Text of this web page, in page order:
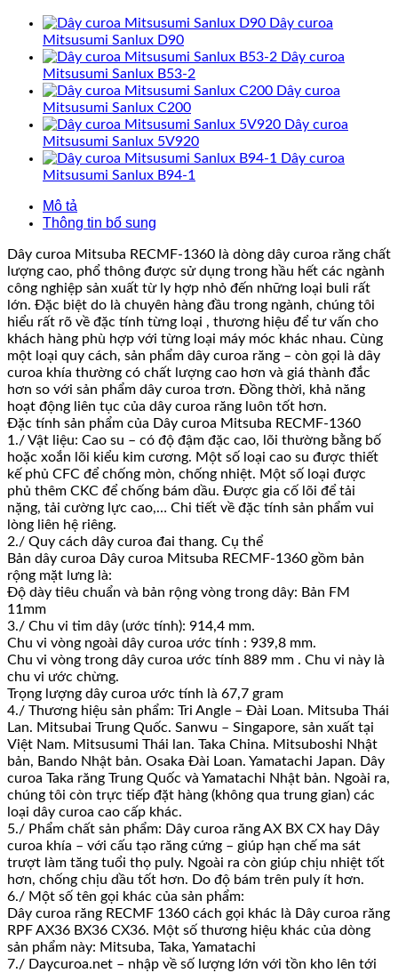
Dây curoa
Mitsusumi Sanlux D90
Dây curoa
Mitsusumi Sanlux B53-2
Dây curoa
Mitsusumi Sanlux C200
Dây curoa
Mitsusumi Sanlux 5V920
Dây curoa
Mitsusumi Sanlux B94-1
Mô tả
Thông tin bổ sung
Dây curoa Mitsuba RECMF-1360 là dòng dây curoa răng chất
lượng cao, phổ thông được sử dụng trong hầu hết các ngành
công nghiệp sản xuất từ ly hợp nhỏ đến những loại buli rất
lớn. Đặc biệt do là chuyên hàng đầu trong ngành, chúng tôi
hiểu rất rõ về đặc tính từng loại , thương hiệu để tư vấn cho
khách hàng phù hợp với từng loại máy móc khác nhau. Cùng
một loại quy cách, sản phẩm dây curoa răng – còn gọi là dây
curoa khía thường có chất lượng cao hơn và giá thành đắc
hơn so với sản phẩm dây curoa trơn. Đồng thời, khả năng
hoạt động liên tục của dây curoa răng luôn tốt hơn.
Đặc tính sản phẩm của Dây curoa Mitsuba RECMF-1360
1./ Vật liệu: Cao su – có độ đậm đặc cao, lõi thường bằng bố
hoặc xoắn lõi kiểu kim cương. Một số loại cao su được thiết
kế phủ CFC để chống mòn, chống nhiệt. Một số loại được
phủ thêm CKC để chống bám dầu. Được gia cố lõi để tải
nặng, tải cường lực cao,… Chi tiết về đặc tính sản phẩm vui
lòng liên hệ riêng.
2./ Quy cách dây curoa đai thang. Cụ thể
Bản dây curoa Dây curoa Mitsuba RECMF-1360 gồm bản
rộng mặt lưng là:
Độ dày tiêu chuẩn và bản rộng vòng trong dây: Bản FM
11mm
3./ Chu vi tim dây (ước tính): 914,4 mm.
Chu vi vòng ngoài dây curoa ước tính : 939,8 mm.
Chu vi vòng trong dây curoa ước tính 889 mm . Chu vi này là
chu vi ước chừng.
Trọng lượng dây curoa ước tính là 67,7 gram
4./ Thương hiệu sản phẩm: Tri Angle – Đài Loan. Mitsuba Thái
Lan. Mitsubai Trung Quốc. Sanwu – Singapore, sản xuất tại
Việt Nam. Mitsusumi Thái lan. Taka China. Mitsuboshi Nhật
bản, Bando Nhật bản. Osaka Đài Loan. Yamatachi Japan. Dây
curoa Taka răng Trung Quốc và Yamatachi Nhật bản. Ngoài ra,
chúng tôi còn trực tiếp đặt hàng (không qua trung gian) các
loại dây curoa cao cấp khác.
5./ Phẩm chất sản phẩm: Dây curoa răng AX BX CX hay Dây
curoa khía – với cấu tạo răng cứng – giúp hạn chế ma sát
trượt làm tăng tuổi thọ puly. Ngoài ra còn giúp chịu nhiệt tốt
hơn, chống chịu dầu tốt hơn. Do độ bám trên puly ít hơn.
6./ Một số tên gọi khác của sản phẩm:
Dây curoa răng RECMF 1360 cách gọi khác là Dây curoa răng
RPF AX36 BX36 CX36. Một số thương hiệu khác của dòng
sản phẩm này: Mitsuba, Taka, Yamatachi
7./ Daycuroa.net – nhập về số lượng lớn với tồn kho lên tới